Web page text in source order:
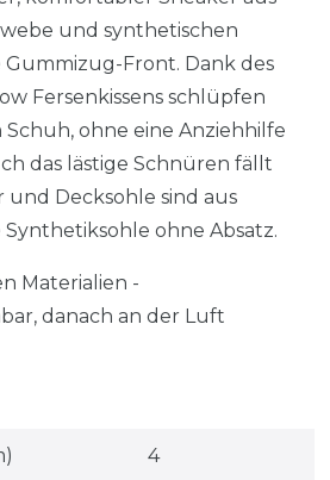
und synthetischen
Gummizug-Front. Dank des
Fersenkissens schlüpfen
Schuh, ohne eine Anziehhilfe
das lästige Schnüren fällt
Decksohle sind aus
Synthetiksohle ohne Absatz.
Materialien -
danach an der Luft
4